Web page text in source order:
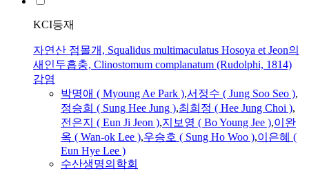
KCI등재
자연산 점몰개, Squalidus multimaculatus Hosoya et Jeon의
새인두흡충, Clinostomum complanatum (Rudolphi, 1814)
감염
박명애 ( Myoung Ae Park ),서정수 ( Jung Soo Seo ),
정승희 ( Sung Hee Jung ),최희정 ( Hee Jung Choi ),
전은지 ( Eun Ji Jeon ),지보영 ( Bo Young Jee ),이완
옥 ( Wan-ok Lee ),우승호 ( Sung Ho Woo ),이은혜 (
Eun Hye Lee )
수산생명의학회